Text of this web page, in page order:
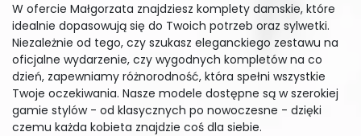
W ofercie Małgorzata znajdziesz komplety damskie, które
idealnie dopasowują się do Twoich potrzeb oraz sylwetki.
Niezależnie od tego, czy szukasz eleganckiego zestawu na
oficjalne wydarzenie, czy wygodnych kompletów na co
dzień, zapewniamy różnorodność, która spełni wszystkie
Twoje oczekiwania. Nasze modele dostępne są w szerokiej
gamie stylów - od klasycznych po nowoczesne - dzięki
czemu każda kobieta znajdzie coś dla siebie.